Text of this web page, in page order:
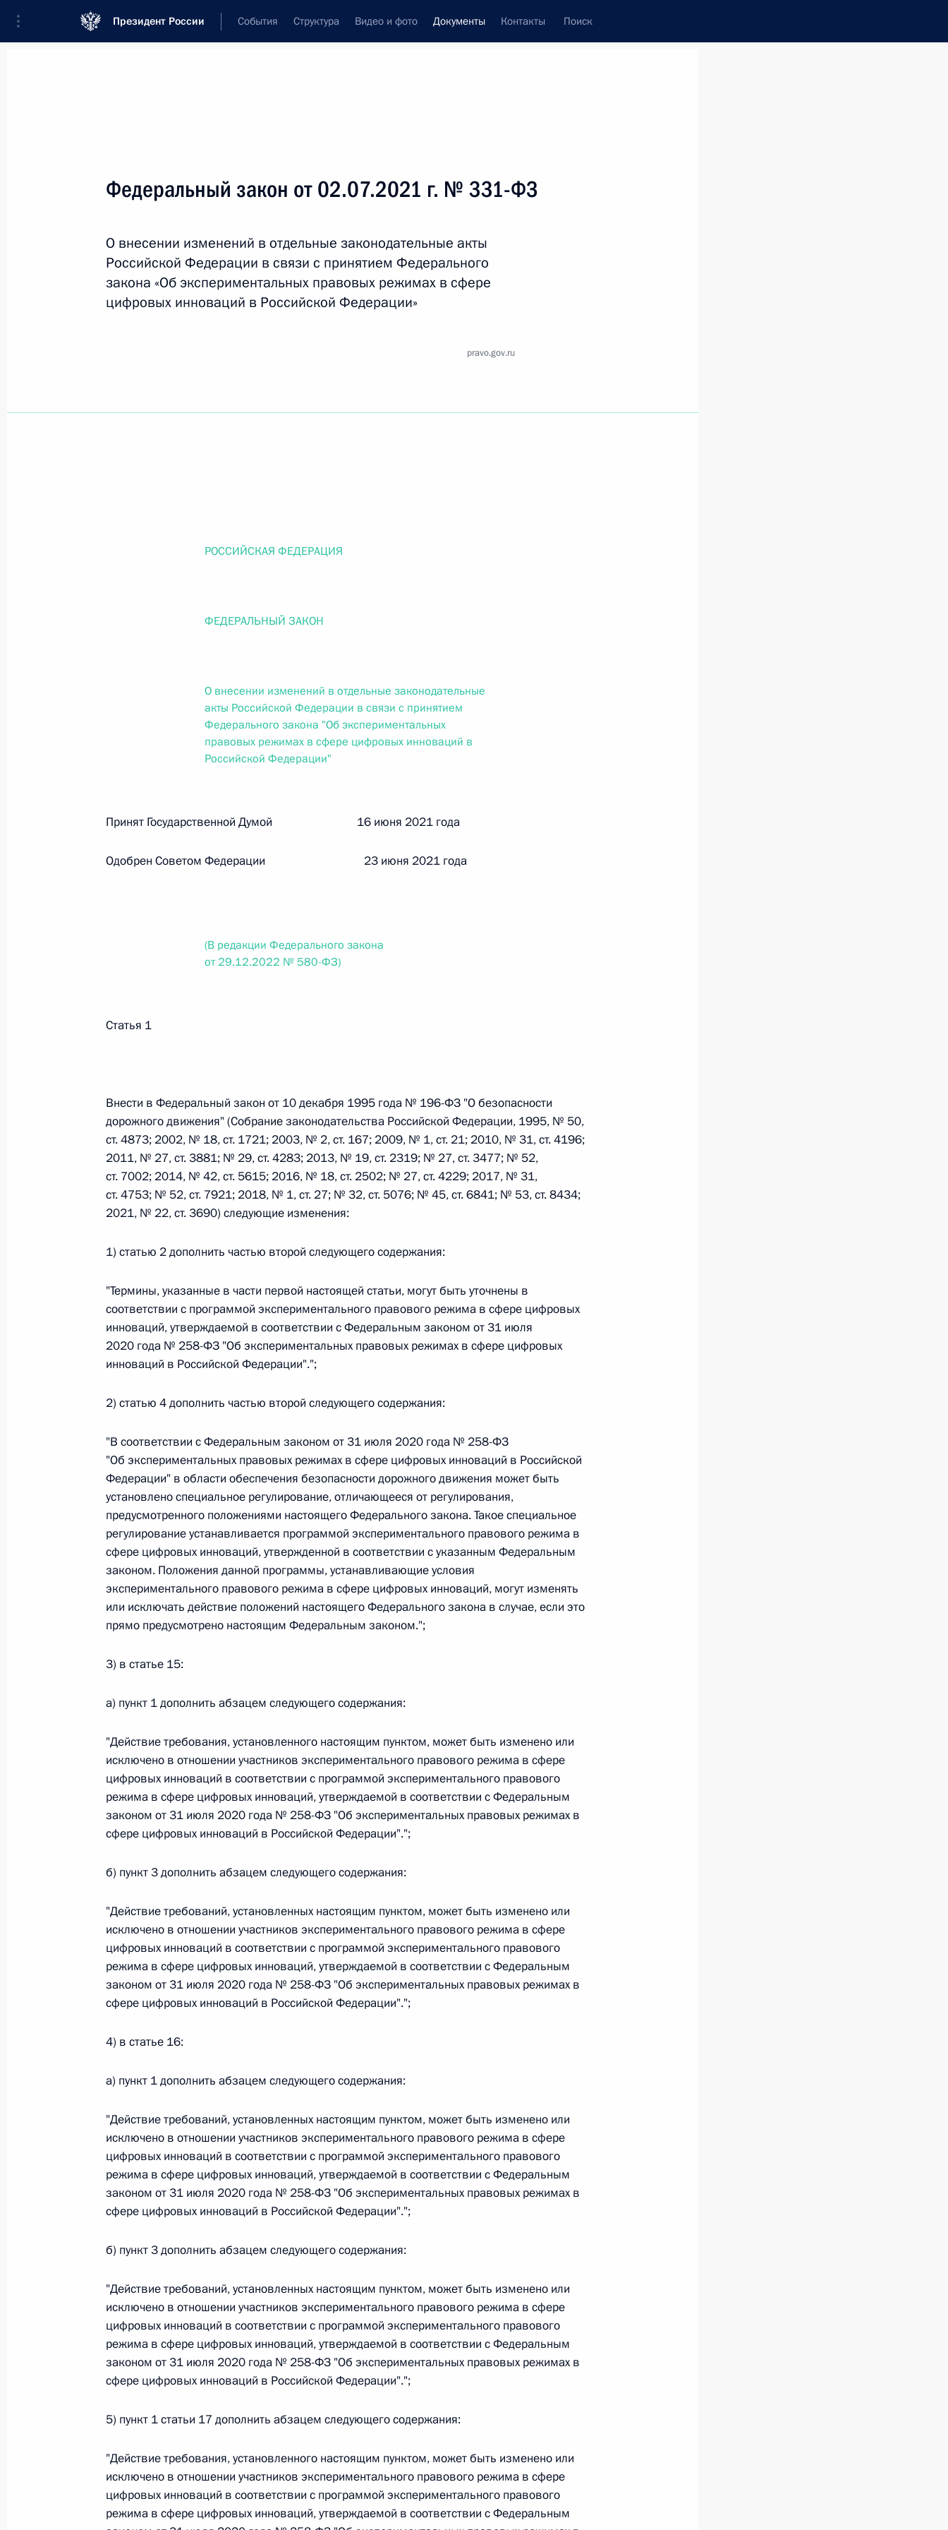
Президент России События Структура Видео и фото Документы Контакты Поиск
Текст в документе
Вид документа
Все
Дата вступления в силу... или дата принятия
Федеральный закон от 26.07.2026 г. № 265-ФЗ
Федеральный закон от 26.07.2026 г. № 256-ФЗ
О внесении изменений в Федеральный закон «О присяжных заседателях федеральных судов общей
Федеральный закон от 26.07.2026 г. № 263-ФЗ
О внесении изменений в статьи 85 и 102 части первой и статью 227–1 части второй Налогового
Федеральный закон от 26.07.2026 г. № 246-ФЗ
О внесении изменений в Трудовой кодекс Российской Федерации
26 июля 2026 года
26 июля 2026 года
Федеральный закон от 26.07.2026 г. № 267-ФЗ
Федеральный закон от 26.07.2026 г. № 251-ФЗ
О внесении изменений в Уголовный кодекс Российской Федерации и статьи 31 и 151 Уголовно-
процессуального кодекса Российской Федерации
26 июля 2026 года
Федеральный закон от 26.07.2026 г. № 264-ФЗ
О внесении изменений в статью 13–2 Федерального закона «Об актах гражданского состояния»
изменений в Федеральный закон „Об актах гражданского состояния“
Федеральный закон от 26.07.2026 г. № 270-ФЗ
О внесении изменения в статью 10 Федерального закона «Об автономных учреждениях»
26 июля 2026 года
по вопросам внутренних дел и миграции в Российской Федерации и Киргизской Республике
Федеральный закон от 26.07.2026 г. № 252-ФЗ
Федерального закона «Об обеспечении единства измерений»
Федеральный закон от 26.07.2026 г. № 250-ФЗ
О внесении изменений в Кодекс Российской Федерации об административных правонарушениях
26 июля 2026 года
Федеральный закон от 26.07.2026 г. № 266-ФЗ
26 июля 2026 года
Федеральный закон от 26.07.2026 г. № 247-ФЗ
О внесении изменений в статью 9.21 Кодекса Российской Федерации об административных
26 июля 2026 года
Федеральный закон от 26.07.2026 г. № 245-ФЗ
О ратификации Соглашения между Правительством Российской Федерации и Правительством
Республики Беларусь о сотрудничестве в сфере деятельности с драгоценными металлами,
Федеральный закон от 02.07.2021 г. № 331-ФЗ
О внесении изменений в отдельные законодательные акты
Российской Федерации в связи с принятием Федерального
закона «Об экспериментальных правовых режимах в сфере
цифровых инноваций в Российской Федерации»
pravo.gov.ru
РОССИЙСКАЯ ФЕДЕРАЦИЯ
ФЕДЕРАЛЬНЫЙ ЗАКОН
О внесении изменений в отдельные законодательные
акты Российской Федерации в связи с принятием
Федерального закона "Об экспериментальных
правовых режимах в сфере цифровых инноваций в
Российской Федерации"
Принят Государственной Думой 16 июня 2021 года
Одобрен Советом Федерации 23 июня 2021 года
(В редакции Федерального закона
от 29.12.2022 № 580-ФЗ)
Статья 1
Внести в Федеральный закон от 10 декабря 1995 года № 196-ФЗ "О безопасности
дорожного движения" (Собрание законодательства Российской Федерации, 1995, № 50,
ст. 4873; 2002, № 18, ст. 1721; 2003, № 2, ст. 167; 2009, № 1, ст. 21; 2010, № 31, ст. 4196;
2011, № 27, ст. 3881; № 29, ст. 4283; 2013, № 19, ст. 2319; № 27, ст. 3477; № 52,
ст. 7002; 2014, № 42, ст. 5615; 2016, № 18, ст. 2502; № 27, ст. 4229; 2017, № 31,
ст. 4753; № 52, ст. 7921; 2018, № 1, ст. 27; № 32, ст. 5076; № 45, ст. 6841; № 53, ст. 8434;
2021, № 22, ст. 3690) следующие изменения:
1) статью 2 дополнить частью второй следующего содержания:
"Термины, указанные в части первой настоящей статьи, могут быть уточнены в
соответствии с программой экспериментального правового режима в сфере цифровых
инноваций, утверждаемой в соответствии с Федеральным законом от 31 июля
2020 года № 258-ФЗ "Об экспериментальных правовых режимах в сфере цифровых
инноваций в Российской Федерации".";
2) статью 4 дополнить частью второй следующего содержания:
"В соответствии с Федеральным законом от 31 июля 2020 года № 258-ФЗ
"Об экспериментальных правовых режимах в сфере цифровых инноваций в Российской
Федерации" в области обеспечения безопасности дорожного движения может быть
установлено специальное регулирование, отличающееся от регулирования,
предусмотренного положениями настоящего Федерального закона. Такое специальное
регулирование устанавливается программой экспериментального правового режима в
сфере цифровых инноваций, утвержденной в соответствии с указанным Федеральным
законом. Положения данной программы, устанавливающие условия
экспериментального правового режима в сфере цифровых инноваций, могут изменять
или исключать действие положений настоящего Федерального закона в случае, если это
прямо предусмотрено настоящим Федеральным законом.";
3) в статье 15:
а) пункт 1 дополнить абзацем следующего содержания:
"Действие требования, установленного настоящим пунктом, может быть изменено или
исключено в отношении участников экспериментального правового режима в сфере
цифровых инноваций в соответствии с программой экспериментального правового
режима в сфере цифровых инноваций, утверждаемой в соответствии с Федеральным
законом от 31 июля 2020 года № 258-ФЗ "Об экспериментальных правовых режимах в
сфере цифровых инноваций в Российской Федерации".";
б) пункт 3 дополнить абзацем следующего содержания:
"Действие требований, установленных настоящим пунктом, может быть изменено или
исключено в отношении участников экспериментального правового режима в сфере
цифровых инноваций в соответствии с программой экспериментального правового
режима в сфере цифровых инноваций, утверждаемой в соответствии с Федеральным
законом от 31 июля 2020 года № 258-ФЗ "Об экспериментальных правовых режимах в
сфере цифровых инноваций в Российской Федерации".";
4) в статье 16:
а) пункт 1 дополнить абзацем следующего содержания:
"Действие требований, установленных настоящим пунктом, может быть изменено или
исключено в отношении участников экспериментального правового режима в сфере
цифровых инноваций в соответствии с программой экспериментального правового
режима в сфере цифровых инноваций, утверждаемой в соответствии с Федеральным
законом от 31 июля 2020 года № 258-ФЗ "Об экспериментальных правовых режимах в
сфере цифровых инноваций в Российской Федерации".";
б) пункт 3 дополнить абзацем следующего содержания:
"Действие требований, установленных настоящим пунктом, может быть изменено или
исключено в отношении участников экспериментального правового режима в сфере
цифровых инноваций в соответствии с программой экспериментального правового
режима в сфере цифровых инноваций, утверждаемой в соответствии с Федеральным
законом от 31 июля 2020 года № 258-ФЗ "Об экспериментальных правовых режимах в
сфере цифровых инноваций в Российской Федерации".";
5) пункт 1 статьи 17 дополнить абзацем следующего содержания:
"Действие требования, установленного настоящим пунктом, может быть изменено или
исключено в отношении участников экспериментального правового режима в сфере
цифровых инноваций в соответствии с программой экспериментального правового
режима в сфере цифровых инноваций, утверждаемой в соответствии с Федеральным